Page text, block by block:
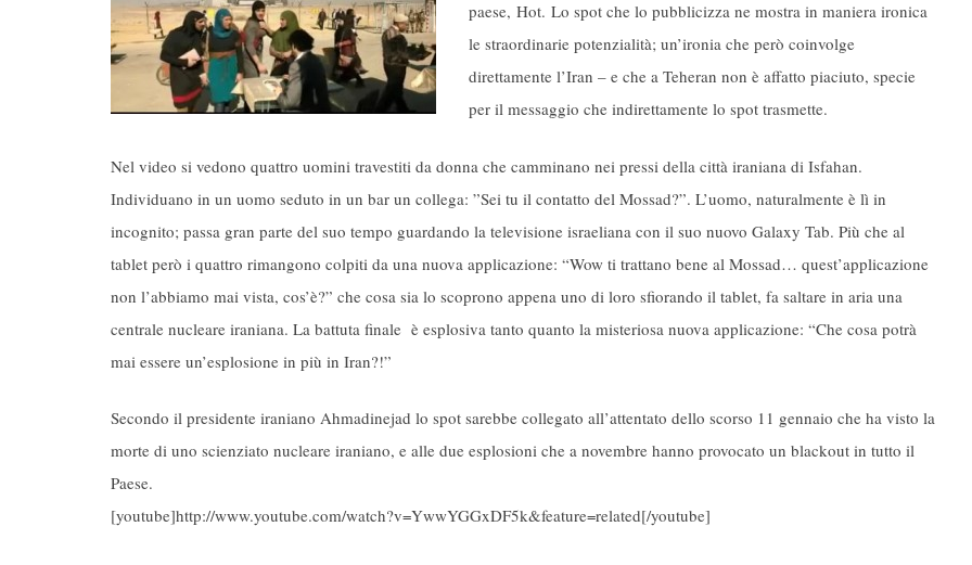
paese, Hot. Lo spot che lo pubblicizza ne mostra in maniera ironica
le straordinarie potenzialità; un’ironia che però coinvolge
direttamente l’Iran – e che a Teheran non è affatto piaciuto, specie
per il messaggio che indirettamente lo spot trasmette.
Nel video si vedono quattro uomini travestiti da donna che camminano nei pressi della città iraniana di Isfahan.
Individuano in un uomo seduto in un bar un collega: ”Sei tu il contatto del Mossad?”. L’uomo, naturalmente è lì in
incognito; passa gran parte del suo tempo guardando la televisione israeliana con il suo nuovo Galaxy Tab. Più che al
tablet però i quattro rimangono colpiti da una nuova applicazione: “Wow ti trattano bene al Mossad… quest’applicazione
non l’abbiamo mai vista, cos’è?” che cosa sia lo scoprono appena uno di loro sfiorando il tablet, fa saltare in aria una
centrale nucleare iraniana. La battuta finale è esplosiva tanto quanto la misteriosa nuova applicazione: “Che cosa potrà
mai essere un’esplosione in più in Iran?!”
Secondo il presidente iraniano Ahmadinejad lo spot sarebbe collegato all’attentato dello scorso 11 gennaio che ha visto la
morte di uno scienziato nucleare iraniano, e alle due esplosioni che a novembre hanno provocato un blackout in tutto il
Paese.
[youtube]http://www.youtube.com/watch?v=YwwYGGxDF5k&feature=related[/youtube]